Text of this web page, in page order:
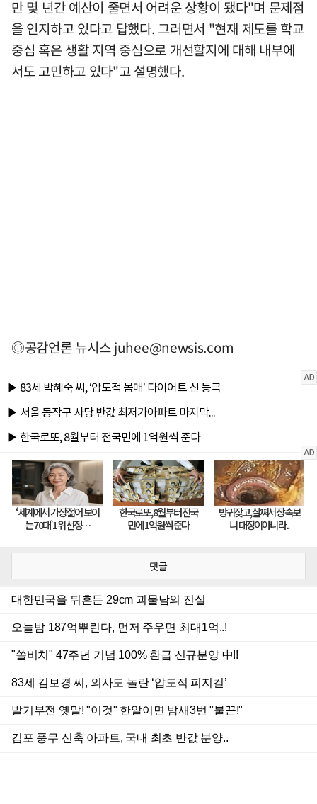
만 몇 년간 예산이 줄면서 어려운 상황이 됐다"며 문제점
을 인지하고 있다고 답했다. 그러면서 "현재 제도를 학교
중심 혹은 생활 지역 중심으로 개선할지에 대해 내부에
서도 고민하고 있다"고 설명했다.
◎공감언론 뉴시스juhee@newsis.com
댓글